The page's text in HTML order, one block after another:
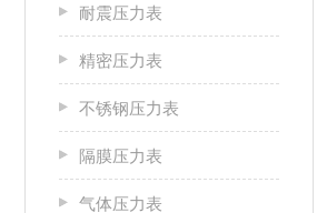
耐震压力表
精密压力表
不锈钢压力表
隔膜压力表
气体压力表